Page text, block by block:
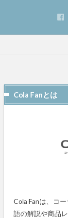
Cola Fanとは
Cola Fanは、コ
語の解説や商品
ボトル